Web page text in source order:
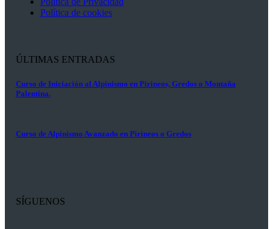
Política de cookies
ÚLTIMAS ENTRADAS
Curso de Iniciación al Alpinismo en Pirineos, Gredos o Montaña
Palentina.
Curso de Alpinismo Avanzado en Pirineos o Gredos
SÍGUENOS